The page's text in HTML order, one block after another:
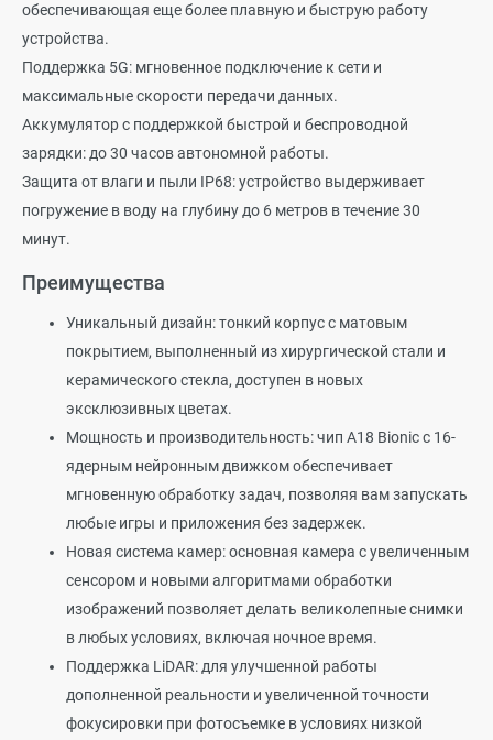
обеспечивающая еще более плавную и быструю работу
устройства.
Поддержка 5G: мгновенное подключение к сети и
максимальные скорости передачи данных.
Аккумулятор с поддержкой быстрой и беспроводной
зарядки: до 30 часов автономной работы.
Защита от влаги и пыли IP68: устройство выдерживает
погружение в воду на глубину до 6 метров в течение 30
минут.
Преимущества
Уникальный дизайн: тонкий корпус с матовым
покрытием, выполненный из хирургической стали и
керамического стекла, доступен в новых
эксклюзивных цветах.
Мощность и производительность: чип A18 Bionic с 16-
ядерным нейронным движком обеспечивает
мгновенную обработку задач, позволяя вам запускать
любые игры и приложения без задержек.
Новая система камер: основная камера с увеличенным
сенсором и новыми алгоритмами обработки
изображений позволяет делать великолепные снимки
в любых условиях, включая ночное время.
Поддержка LiDAR: для улучшенной работы
дополненной реальности и увеличенной точности
фокусировки при фотосъемке в условиях низкой